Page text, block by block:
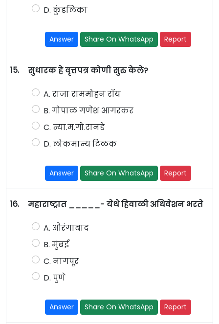
D. कुंडलिका
Answer Share On WhatsApp Report
15. सुधारक हे वृत्तपत्र कोणी सुरु केले?
A. राजा राममोहन रॉय
B. गोपाळ गणेश आगरकर
C. न्या.म.गो.रानडे
D. लोकमान्य टिळक
Answer Share On WhatsApp Report
16. महाराष्ट्रात _____- येथे हिवाळी अधिवेशन भरते
A. औरंगाबाद
B. मुंबई
C. नागपूर
D. पुणे
Answer Share On WhatsApp Report